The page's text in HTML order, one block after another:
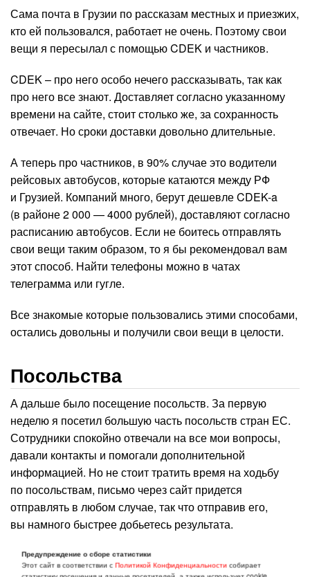
Сама почта в Грузии по рассказам местных и приезжих,
кто ей пользовался, работает не очень. Поэтому свои
вещи я пересылал с помощью CDEK и частников.
CDEK – про него особо нечего рассказывать, так как
про него все знают. Доставляет согласно указанному
времени на сайте, стоит столько же, за сохранность
отвечает. Но сроки доставки довольно длительные.
А теперь про частников, в 90% случае это водители
рейсовых автобусов, которые катаются между РФ
и Грузией. Компаний много, берут дешевле CDEK-a
(в районе 2 000 — 4000 рублей), доставляют согласно
расписанию автобусов. Если не боитесь отправлять
свои вещи таким образом, то я бы рекомендовал вам
этот способ. Найти телефоны можно в чатах
телеграмма или гугле.
Все знакомые которые пользовались этими способами,
остались довольны и получили свои вещи в целости.
Посольства
А дальше было посещение посольств. За первую
неделю я посетил большую часть посольств стран ЕС.
Сотрудники спокойно отвечали на все мои вопросы,
давали контакты и помогали дополнительной
информацией. Но не стоит тратить время на ходьбу
по посольствам, письмо через сайт придется
отправлять в любом случае, так что отправив его,
вы намного быстрее добьетесь результата.
Ну а теперь о грустной новости, визу в Грузии открыть
не удалось и не выйдет, так как подавать на нее
Предупреждение о сборе статистики
Этот сайт в соответствии сПолитикой Конфиденциальности собирает